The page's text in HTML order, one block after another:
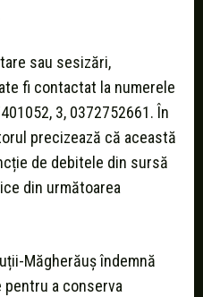
sau sesizări,
fi contactat la numerele
3, 0372752661. În
precizează că această
de debitele din sursă
din următoarea
Măgherăuș îndemnă
a conserva